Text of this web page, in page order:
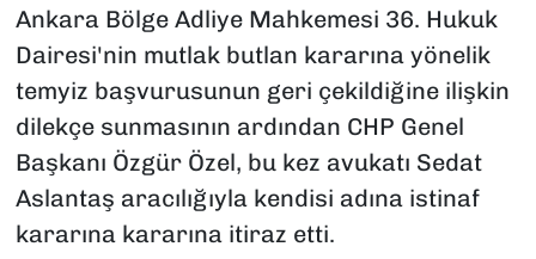
Ankara Bölge Adliye Mahkemesi 36. Hukuk
Dairesi'nin mutlak butlan kararına yönelik
temyiz başvurusunun geri çekildiğine ilişkin
dilekçe sunmasının ardından CHP Genel
Başkanı Özgür Özel, bu kez avukatı Sedat
Aslantaş aracılığıyla kendisi adına istinaf
kararına kararına itiraz etti.